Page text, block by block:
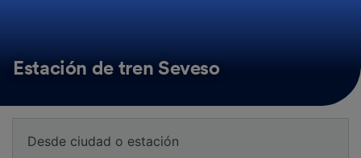
Estación de tren Seveso